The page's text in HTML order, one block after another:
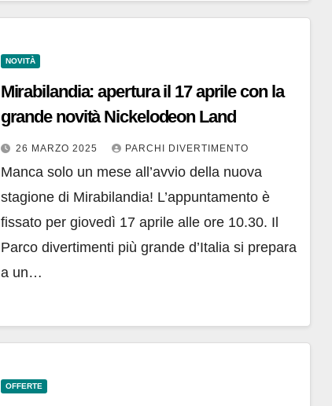
NOVITÀ
Mirabilandia: apertura il 17 aprile con la
grande novità Nickelodeon Land
26 MARZO 2025 PARCHI DIVERTIMENTO
Manca solo un mese all’avvio della nuova
stagione di Mirabilandia! L’appuntamento è
fissato per giovedì 17 aprile alle ore 10.30. Il
Parco divertimenti più grande d’Italia si prepara
a un…
OFFERTE